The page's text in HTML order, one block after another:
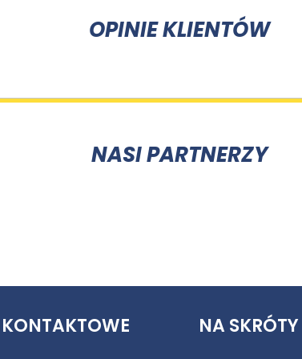
OPINIE KLIENTÓW
NASI PARTNERZY
NA SKRÓTY